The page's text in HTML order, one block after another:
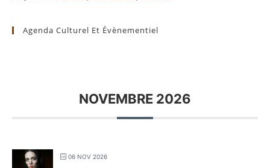
Agenda Culturel Et Évènementiel
NOVEMBRE 2026
06 NOV 2026